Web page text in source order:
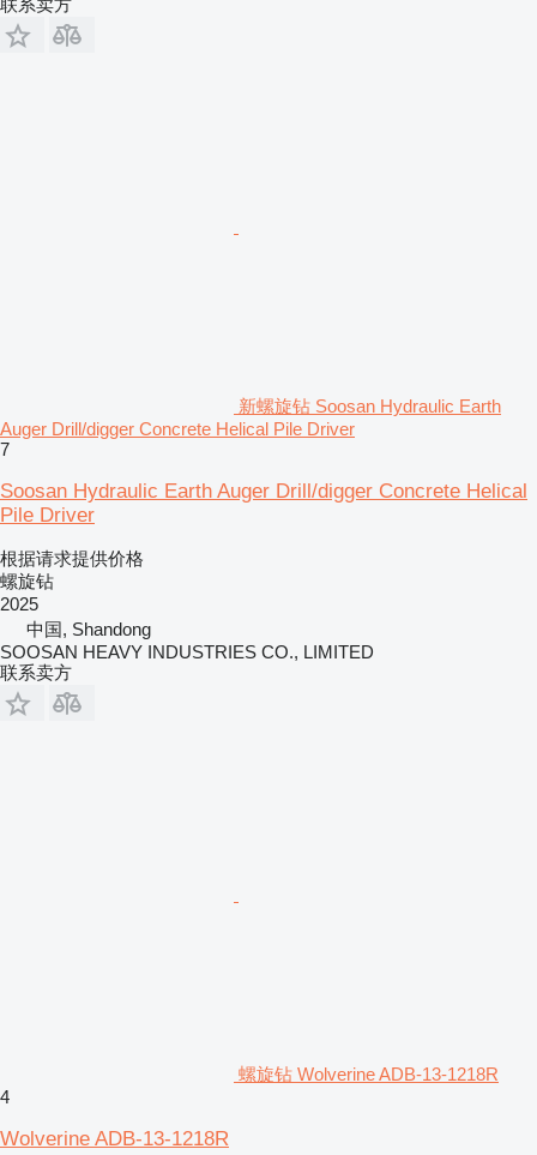
联系卖方
新螺旋钻 Soosan Hydraulic Earth
Auger Drill/digger Concrete Helical Pile Driver
7
Soosan Hydraulic Earth Auger Drill/digger Concrete Helical
Pile Driver
根据请求提供价格
螺旋钻
2025
中国, Shandong
SOOSAN HEAVY INDUSTRIES CO., LIMITED
联系卖方
螺旋钻 Wolverine ADB-13-1218R
4
Wolverine ADB-13-1218R